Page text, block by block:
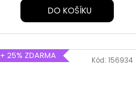
DO KOŠÍKU
+ 25% ZDARMA Kód:156934